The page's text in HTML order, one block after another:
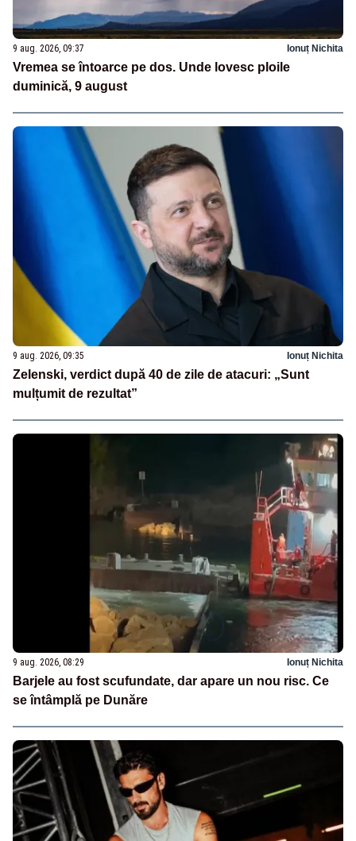
9 aug. 2026, 09:37 Ionuț Nichita
Vremea se întoarce pe dos. Unde lovesc ploile
duminică, 9 august
9 aug. 2026, 09:35 Ionuț Nichita
Zelenski, verdict după 40 de zile de atacuri: „Sunt
mulțumit de rezultat”
9 aug. 2026, 08:29 Ionuț Nichita
Barjele au fost scufundate, dar apare un nou risc. Ce
se întâmplă pe Dunăre